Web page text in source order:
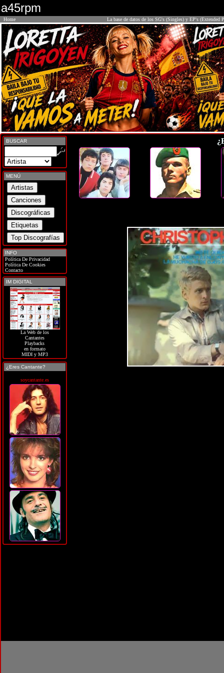
a45rpm
Home La base de datos de los SG's (Singles) y EP's (Extended
BUSCAR
MENÚ
INFO
Política De Privacidad
Política De Cookies
Contacto
IM DIGITAL
La Web de los
Cantantes
Playbacks
en formato
MIDI y MP3
¿Eres Cantante?
soycantante.es